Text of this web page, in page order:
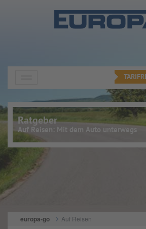
Zum Hauptinhalt springen
Ratgeber
Auf Reisen: Mit dem Auto unterwegs
europa-go Auf Reisen